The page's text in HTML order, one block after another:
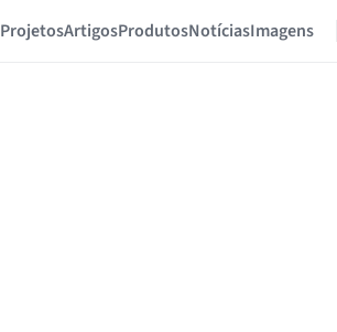
ProjetosArtigosProdutosNotíciasImagens